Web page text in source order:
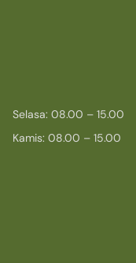
Selasa: 08.00 – 15.00
Kamis: 08.00 – 15.00